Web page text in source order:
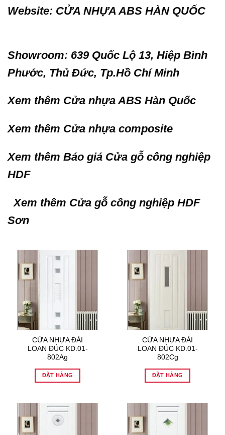
Website: CỬA NHỰA ABS HÀN QUỐC
Showroom: 639 Quốc Lộ 13, Hiệp Bình
Phước, Thủ Đức, Tp.Hồ Chí Minh
Xem thêm Cửa nhựa ABS Hàn Quốc
Xem thêm Cửa nhựa composite
Xem thêm Báo giá Cửa gỗ công nghiệp
HDF
Xem thêm Cửa gỗ công nghiệp HDF
Sơn
CỬA NHỰA ĐÀI
LOAN ĐÚC KD.01-
802Ag
ĐẶT HÀNG
CỬA NHỰA ĐÀI
LOAN ĐÚC KD.01-
802Cg
ĐẶT HÀNG